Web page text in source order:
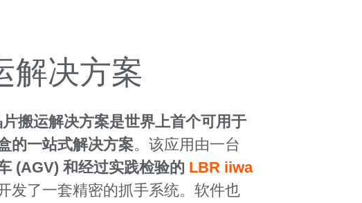
解决方案
搬运解决方案是世界上首个可用于
的一站式解决方案。该应用由一台
(AGV) 和经过实践检验的 LBR iiwa
发了一套精密的抓手系统。软件也